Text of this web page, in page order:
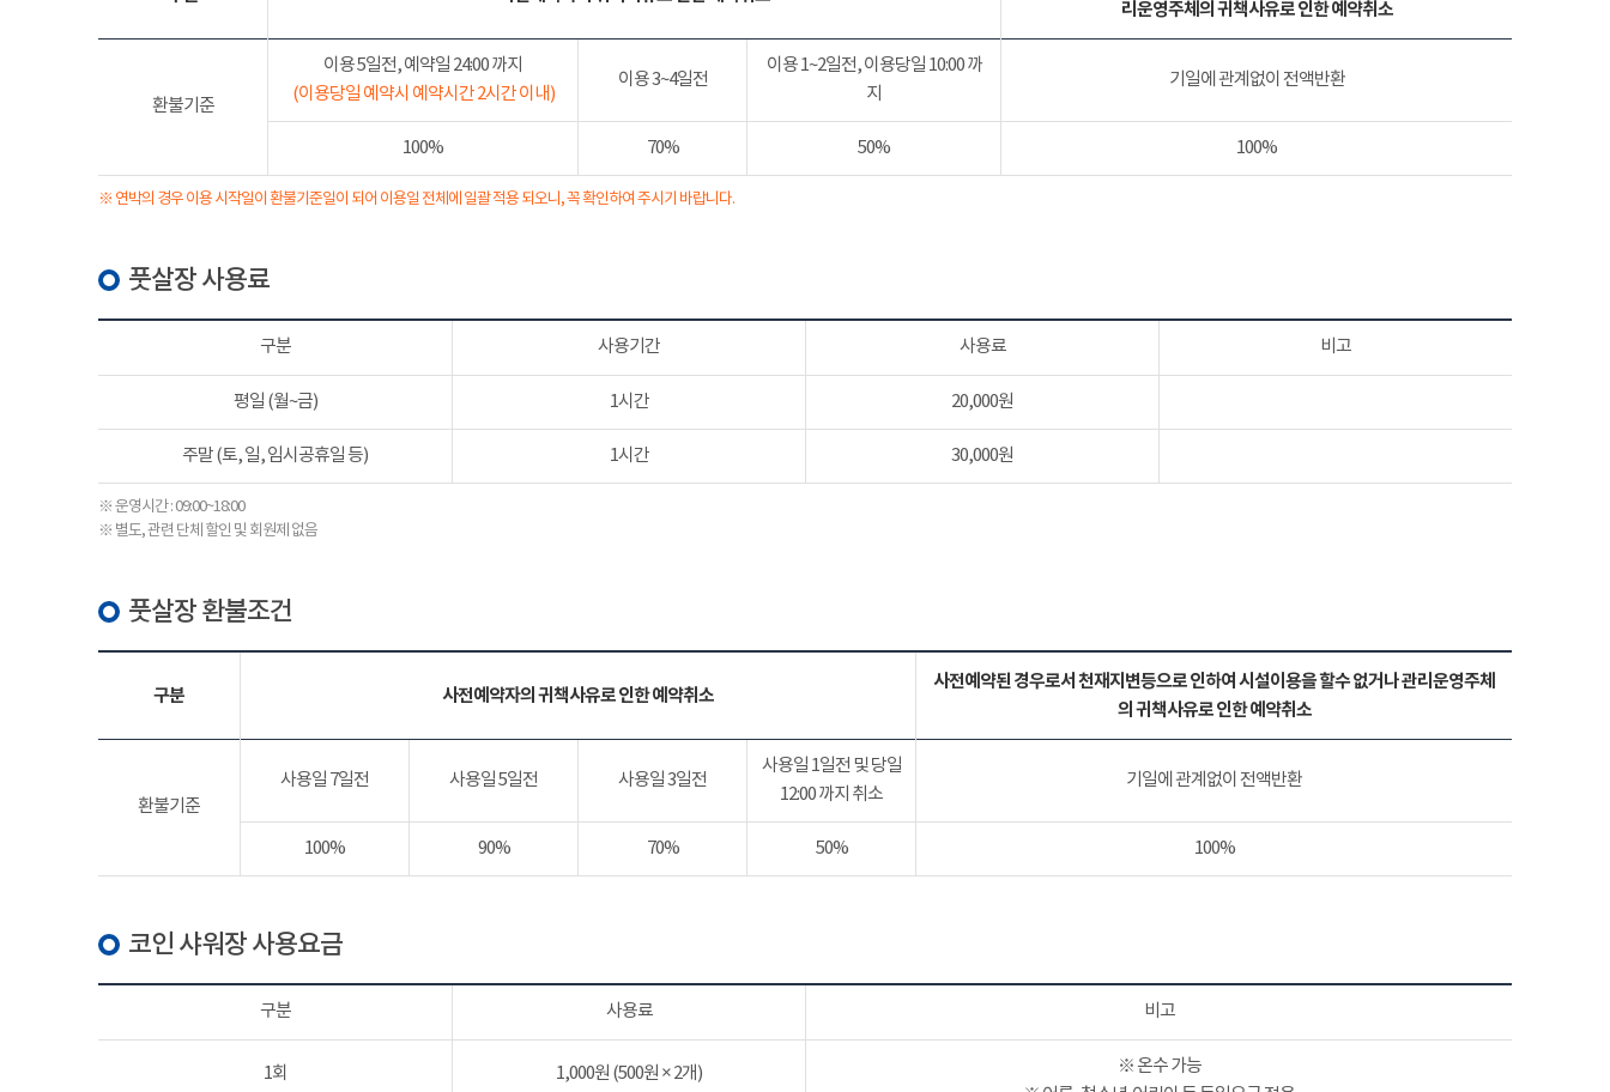
리운영주체의 귀책사유로 인한 예약취소
환불기준
이용 5일전, 예약일 24:00 까지
(이용당일 예약시 예약시간 2시간 이내)
이용 3~4일전
이용 1~2일전, 이용당일 10:00 까
지
기일에 관계없이 전액반환
100% 70% 50% 100%
※ 연박의 경우 이용 시작일이 환불기준일이 되어 이용일 전체에 일괄 적용 되오니, 꼭 확인하여 주시기 바랍니다.
풋살장 사용료
구분 사용기간 사용료 비고
평일 (월~금) 1시간 20,000원
주말 (토, 일, 임시공휴일 등) 1시간 30,000원
※ 운영시간 : 09:00~18:00
※ 별도, 관련 단체 할인 및 회원제 없음
풋살장 환불조건
구분 사전예약자의 귀책사유로 인한 예약취소
사전예약된 경우로서 천재지변등으로 인하여 시설이용을 할수 없거나 관리운영주체
의 귀책사유로 인한 예약취소
환불기준
사용일 7일전 사용일 5일전 사용일 3일전
사용일 1일전 및 당일
12:00 까지 취소
기일에 관계없이 전액반환
100% 90% 70% 50% 100%
코인 샤워장 사용요금
구분 사용료 비고
1회 1,000원 (500원 × 2개)
※ 온수 가능